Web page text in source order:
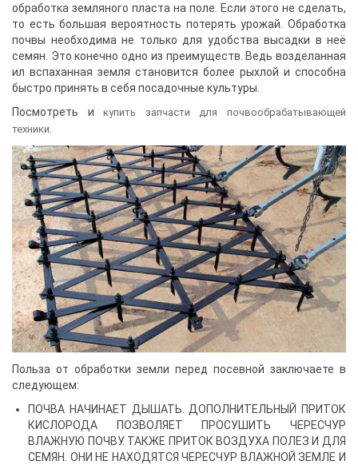
обработка земляного пласта на поле. Если этого не сделать,
то есть большая вероятность потерять урожай. Обработка
почвы необходима не только для удобства высадки в неё
семян. Это конечно одно из преимуществ. Ведь возделанная
ил вспаханная земля становится более рыхлой и способна
быстро принять в себя посадочные культуры.
Посмотреть икупить запчасти для почвообрабатывающей
техники.
Польза от обработки земли перед посевной заключаете в
следующем:
ПОЧВА НАЧИНАЕТ ДЫШАТЬ. ДОПОЛНИТЕЛЬНЫЙ ПРИТОК
КИСЛОРОДА ПОЗВОЛЯЕТ ПРОСУШИТЬ ЧЕРЕСЧУР
ВЛАЖНУЮ ПОЧВУ. ТАКЖЕ ПРИТОК ВОЗДУХА ПОЛЕЗ И ДЛЯ
СЕМЯН. ОНИ НЕ НАХОДЯТСЯ ЧЕРЕСЧУР ВЛАЖНОЙ ЗЕМЛЕ И